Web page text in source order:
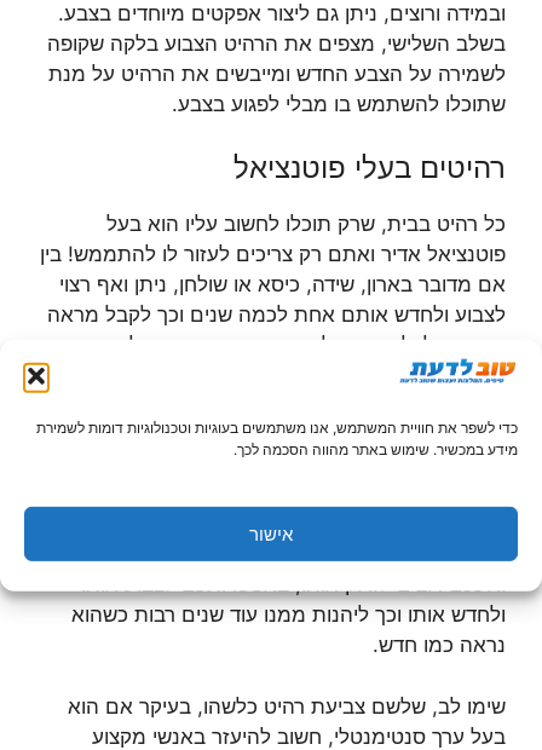
כדי לשפר את חוויית המשתמש, אנו משתמשים בעוגיות וטכנולוגיות דומות לשמירת
מידע במכשיר. שימוש באתר מהווה הסכמה לכך.
אישור
ובמידה ורוצים, ניתן גם ליצור אפקטים מיוחדים בצבע.
בשלב השלישי, מצפים את הרהיט הצבוע בלקה שקופה
לשמירה על הצבע החדש ומייבשים את הרהיט על מנת
שתוכלו להשתמש בו מבלי לפגוע בצבע.
רהיטים בעלי פוטנציאל
כל רהיט בבית, שרק תוכלו לחשוב עליו הוא בעל
פוטנציאל אדיר ואתם רק צריכים לעזור לו להתממש! בין
אם מדובר בארון, שידה, כיסא או שולחן, ניתן ואף רצוי
לצבוע ולחדש אותם אחת לכמה שנים וכך לקבל מראה
חדש מבלי לרכוש בכל פעם רהיטים חדשים לגמרי.
יתרון משמעותי נוסף של צביעת רהיטים הוא האפשרות
לריב על כך עם שאר דיירי הבית. לדוגמה, אם קיבלתם
בירושה שולחן, אשר הספיק להתבלות עם השנים
ואינכם רוצים לזרוק אותו, באפשרותכם לצבוע אותו
ולחדש אותו וכך ליהנות ממנו עוד שנים רבות כשהוא
נראה כמו חדש.
שימו לב, שלשם צביעת רהיט כלשהו, בעיקר אם הוא
בעל ערך סנטימנטלי, חשוב להיעזר באנשי מקצוע